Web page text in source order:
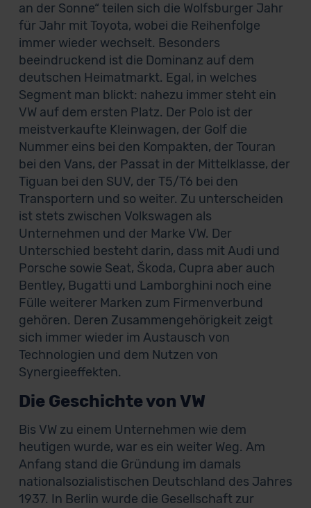
an der Sonne“ teilen sich die Wolfsburger Jahr
für Jahr mit Toyota, wobei die Reihenfolge
immer wieder wechselt. Besonders
beeindruckend ist die Dominanz auf dem
deutschen Heimatmarkt. Egal, in welches
Segment man blickt: nahezu immer steht ein
VW auf dem ersten Platz. Der Polo ist der
meistverkaufte Kleinwagen, der Golf die
Nummer eins bei den Kompakten, der Touran
bei den Vans, der Passat in der Mittelklasse, der
Tiguan bei den SUV, der T5/T6 bei den
Transportern und so weiter. Zu unterscheiden
ist stets zwischen Volkswagen als
Unternehmen und der Marke VW. Der
Unterschied besteht darin, dass mit Audi und
Porsche sowie Seat, Škoda, Cupra aber auch
Bentley, Bugatti und Lamborghini noch eine
Fülle weiterer Marken zum Firmenverbund
gehören. Deren Zusammengehörigkeit zeigt
sich immer wieder im Austausch von
Technologien und dem Nutzen von
Synergieeffekten.
Die Geschichte von VW
Bis VW zu einem Unternehmen wie dem
heutigen wurde, war es ein weiter Weg. Am
Anfang stand die Gründung im damals
nationalsozialistischen Deutschland des Jahres
1937. In Berlin wurde die Gesellschaft zur